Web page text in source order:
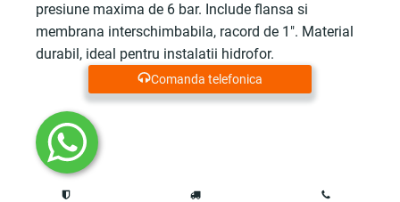
a
fost:
149.73 lei.
este:
111.00 lei.
presiune maxima de 6 bar. Include flansa si
membrana interschimbabila, racord de 1". Material
durabil, ideal pentru instalatii hidrofor.
Comanda telefonica